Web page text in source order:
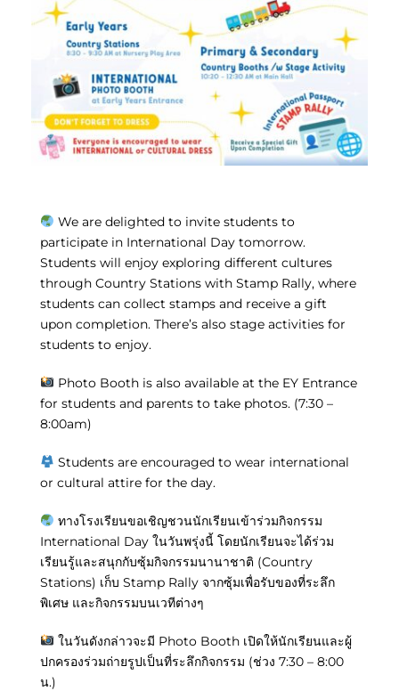
We are delighted to invite students to
participate in International Day tomorrow.
Students will enjoy exploring different cultures
through Country Stations with Stamp Rally, where
students can collect stamps and receive a gift
upon completion. There’s also stage activities for
students to enjoy.
Photo Booth is also available at the EY Entrance
for students and parents to take photos. (7:30 –
8:00am)
Students are encouraged to wear international
or cultural attire for the day.
ทางโรงเรียนขอเชิญชวนนักเรียนเข้าร่วมกิจกรรม
International Day ในวันพรุ่งนี้ โดยนักเรียนจะได้ร่วม
เรียนรู้และสนุกกับซุ้มกิจกรรมนานาชาติ (Country
Stations) เก็บ Stamp Rally จากซุ้มเพื่อรับของที่ระลึก
พิเศษ และกิจกรรมบนเวทีต่างๆ
ในวันดังกล่าวจะมี Photo Booth เปิดให้นักเรียนและผู้
ปกครองร่วมถ่ายรูปเป็นที่ระลึกกิจกรรม (ช่วง 7:30 – 8:00
น.)